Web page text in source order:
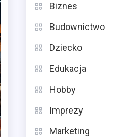
Biznes
Budownictwo
Dziecko
Edukacja
Hobby
Imprezy
Marketing